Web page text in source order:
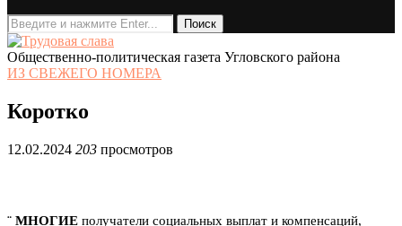
Общественно-политическая газета Угловского района
ИЗ СВЕЖЕГО НОМЕРА
Коротко
12.02.2024 203 просмотров
¨ МНОГИЕ получатели социальных выплат и компенсаций,